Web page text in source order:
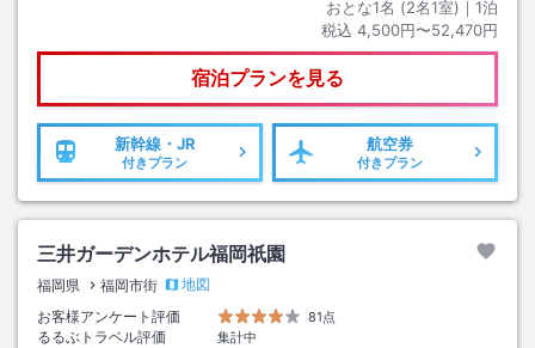
おとな1名 (2名1室)｜ 1泊
税込 4,500円〜52,470円
宿泊プランを見る
新幹線・JR
付きプラン
航空券
付きプラン
三井ガーデンホテル福岡祇園
福岡県 福岡市街
地図
お客様アンケート評価
81点
るるぶトラベル評価
集計中